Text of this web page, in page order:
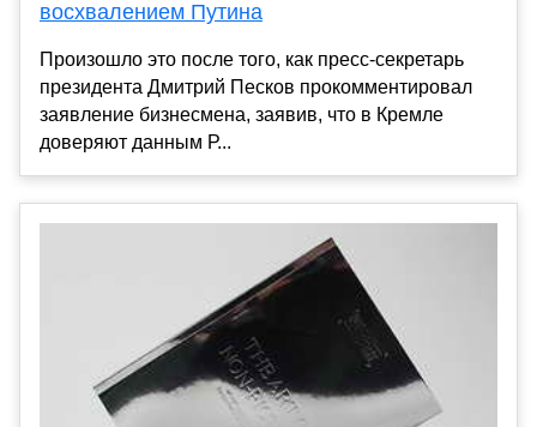
восхвалением Путина
Произошло это после того, как пресс-секретарь
президента Дмитрий Песков прокомментировал
заявление бизнесмена, заявив, что в Кремле
доверяют данным Р...